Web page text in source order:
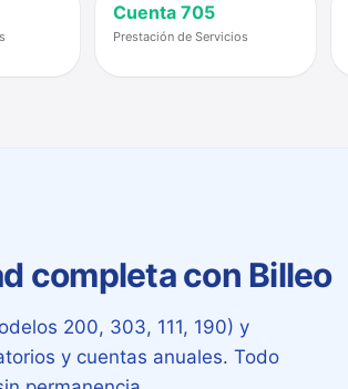
Cuenta 705
Prestación de Servicios
completa con Billeo
200, 303, 111, 190) y
y cuentas anuales. Todo